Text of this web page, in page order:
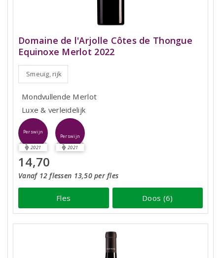
Domaine de l'Arjolle Côtes de Thongue
Equinoxe Merlot 2022
Smeuïg, rijk
Mondvullende Merlot
Luxe & verleidelijk
Perswijn
2021
Perswijn
2021
14,70
Vanaf 12 flessen 13,50 per fles
Fles Doos (6)